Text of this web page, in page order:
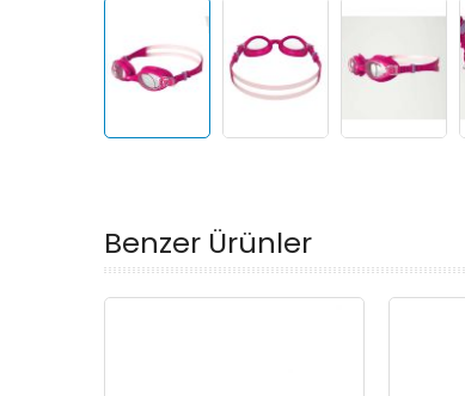
Benzer Ürünler